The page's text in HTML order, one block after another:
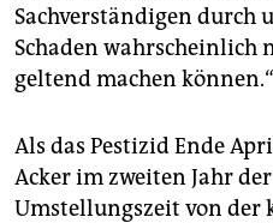
Sachverständigen durch
Schaden wahrscheinlich
geltend machen können.“
Als das Pestizid Ende
Acker im zweiten Jahr
Umstellungszeit von der